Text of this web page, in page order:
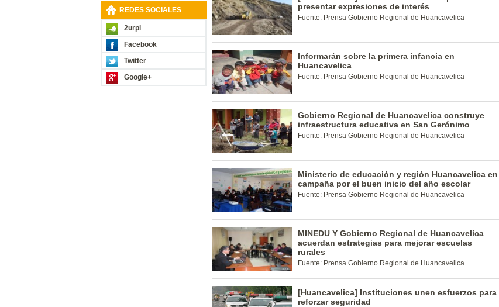
REDES SOCIALES
2urpi
Facebook
Twitter
Google+
presentar expresiones de interés
Fuente: Prensa Gobierno Regional de Huancavelica
Informarán sobre la primera infancia en
Huancavelica
Fuente: Prensa Gobierno Regional de Huancavelica
Gobierno Regional de Huancavelica construye
infraestructura educativa en San Gerónimo
Fuente: Prensa Gobierno Regional de Huancavelica
Ministerio de educación y región Huancavelica en
campaña por el buen inicio del año escolar
Fuente: Prensa Gobierno Regional de Huancavelica
MINEDU Y Gobierno Regional de Huancavelica
acuerdan estrategias para mejorar escuelas
rurales
Fuente: Prensa Gobierno Regional de Huancavelica
[Huancavelica] Instituciones unen esfuerzos para
reforzar seguridad